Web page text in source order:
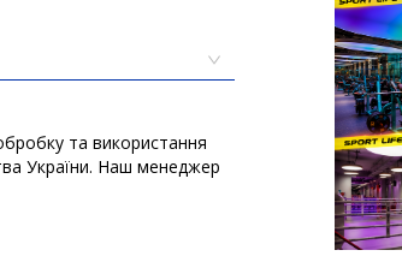
та використання
України. Наш менеджер